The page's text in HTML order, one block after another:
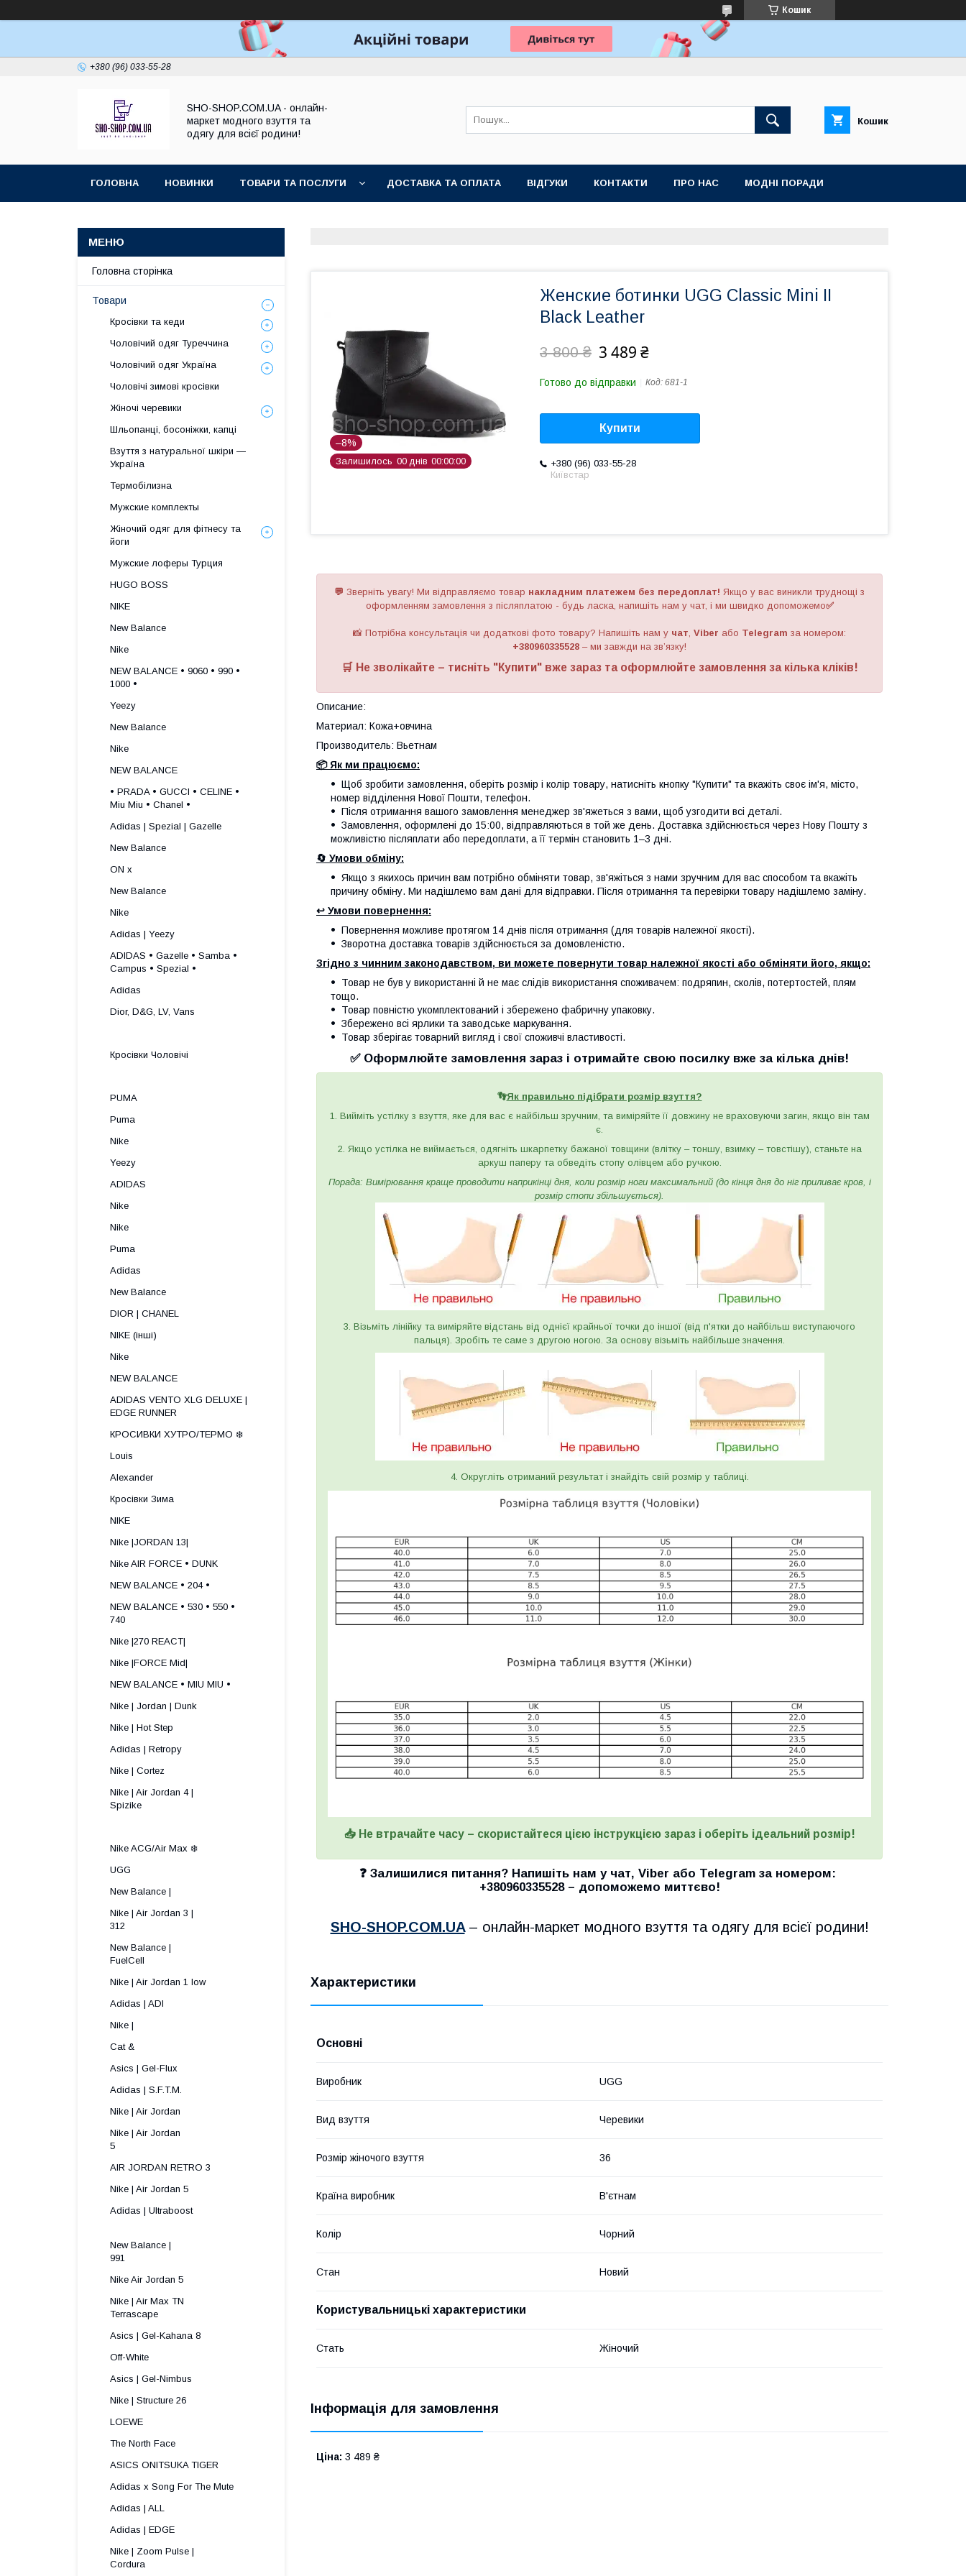
Кошик
+380 (96) 033-55-28
SHO-SHOP.COM.UA - онлайн-
маркет модного взуття та
одягу для всієї родини!
Кошик
ГОЛОВНА НОВИНКИ ТОВАРИ ТА ПОСЛУГИ ДОСТАВКА ТА ОПЛАТА ВІДГУКИ КОНТАКТИ ПРО НАС МОДНІ ПОРАДИ
–8%
Залишилось 00 днів 00 00 00
Женские ботинки UGG Classic Mini II
Black Leather
3 800 ₴ 3 489 ₴
Готово до відправки Код: 681-1
Купити
+380 (96) 033-55-28
Київстар
💬 Зверніть увагу! Ми відправляємо товар накладним платежем без передоплат! Якщо у вас виникли труднощі з
оформленням замовлення з післяплатою - будь ласка, напишіть нам у чат, і ми швидко допоможемо✅
📸 Потрібна консультація чи додаткові фото товару? Напишіть нам у чат, Viber або Telegram за номером:
+380960335528 – ми завжди на зв’язку!
🛒 Не зволікайте – тисніть "Купити" вже зараз та оформлюйте замовлення за кілька кліків!
Описание:
Материал: Кожа+овчина
Производитель: Вьетнам
📦 Як ми працюємо:
Щоб зробити замовлення, оберіть розмір і колір товару, натисніть кнопку "Купити" та вкажіть своє ім'я, місто,
номер відділення Нової Пошти, телефон.
Після отримання вашого замовлення менеджер зв'яжеться з вами, щоб узгодити всі деталі.
Замовлення, оформлені до 15:00, відправляються в той же день. Доставка здійснюється через Нову Пошту з
можливістю післяплати або передоплати, а її термін становить 1–3 дні.
🔄 Умови обміну:
Якщо з якихось причин вам потрібно обміняти товар, зв'яжіться з нами зручним для вас способом та вкажіть
причину обміну. Ми надішлемо вам дані для відправки. Після отримання та перевірки товару надішлемо заміну.
↩️ Умови повернення:
Повернення можливе протягом 14 днів після отримання (для товарів належної якості).
Зворотна доставка товарів здійснюється за домовленістю.
Згідно з чинним законодавством, ви можете повернути товар належної якості або обміняти його, якщо:
Товар не був у використанні й не має слідів використання споживачем: подряпин, сколів, потертостей, плям
тощо.
Товар повністю укомплектований і збережено фабричну упаковку.
Збережено всі ярлики та заводське маркування.
Товар зберігає товарний вигляд і свої споживчі властивості.
✅ Оформлюйте замовлення зараз і отримайте свою посилку вже за кілька днів!
👣Як правильно підібрати розмір взуття?
1. Вийміть устілку з взуття, яке для вас є найбільш зручним, та виміряйте її довжину не враховуючи загин, якщо він там
є.
2. Якщо устілка не виймається, одягніть шкарпетку бажаної товщини (влітку – тоншу, взимку – товстішу), станьте на
аркуш паперу та обведіть стопу олівцем або ручкою.
Порада: Вимірювання краще проводити наприкінці дня, коли розмір ноги максимальний (до кінця дня до ніг приливає кров, і
розмір стопи збільшується).
3. Візьміть лінійку та виміряйте відстань від однієї крайньої точки до іншої (від п'ятки до найбільш виступаючого
пальця). Зробіть те саме з другою ногою. За основу візьміть найбільше значення.
4. Округліть отриманий результат і знайдіть свій розмір у таблиці.
📥 Не втрачайте часу – скористайтеся цією інструкцією зараз і оберіть ідеальний розмір!
❓ Залишилися питання? Напишіть нам у чат, Viber або Telegram за номером:
+380960335528– допоможемо миттєво!
SHO-SHOP.COM.UA – онлайн-маркет модного взуття та одягу для всієї родини!
Характеристики
Основні
Виробник UGG
Вид взуття Черевики
Розмір жіночого взуття 36
Країна виробник В'єтнам
Колір Чорний
Стан Новий
Користувальницькі характеристики
Стать Жіночий
Інформація для замовлення
Ціна: 3 489 ₴
Головна сторінка
Товари
Кросівки та кеди
Чоловічий одяг Туреччина
Чоловічий одяг Україна
Чоловічі зимові кросівки
Жіночі черевики
Шльопанці, босоніжки, капці
Взуття з натуральної шкіри —
Україна
Термобілизна
Мужские комплекты
Жіночий одяг для фітнесу та
йоги
Мужские лоферы Турция
HUGO BOSS
NIKE
New Balance
Nike
NEW BALANCE • 9060 • 990 •
1000 •
Yeezy
New Balance
Nike
NEW BALANCE
• PRADA • GUCCI • CELINE •
Miu Miu • Chanel •
Adidas | Spezial | Gazelle
New Balance
ON x
New Balance
Nike
Adidas | Yeezy
ADIDAS • Gazelle • Samba •
Campus • Spezial •
Adidas
Dior, D&G, LV, Vans
Кросівки Чоловічі
PUMA
Puma
Nike
Yeezy
ADIDAS
Nike
Nike
Puma
Adidas
New Balance
DIOR | CHANEL
NIKE (інші)
Nike
NEW BALANCE
ADIDAS VENTO XLG DELUXE |
EDGE RUNNER
КРОСИВКИ ХУТРО/ТЕРМО ❄️
Louis
Alexander
Кросівки Зима
NIKE
Nike |JORDAN 13|
Nike AIR FORCE • DUNK
NEW BALANCE • 204 •
NEW BALANCE • 530 • 550 •
740
Nike |270 REACT|
Nike |FORCE Mid|
NEW BALANCE • MIU MIU •
Nike | Jordan | Dunk
Nike | Hot Step
Adidas | Retropy
Nike | Cortez
Nike | Air Jordan 4 |
Spizike ​
Nike ACG/Air Max ❄️
UGG
New Balance |
Nike | Air Jordan 3 |
312 ​
New Balance |
FuelCell ​
Nike | Air Jordan 1 low
Adidas | ADI
Nike |
Cat &
Asics | Gel-Flux
Adidas | S.F.T.M.
Nike | Air Jordan
Nike | Air Jordan
5 ​
AIR JORDAN RETRO 3
Nike | Air Jordan 5
Adidas | Ultraboost
New Balance |
991 ​
Nike Air Jordan 5
Nike | Air Max TN
Terrascape ​
Asics | Gel-Kahana 8
Off-White
Asics | Gel-Nimbus
Nike | Structure 26
LOEWE
The North Face
ASICS ONITSUKA TIGER
Adidas x Song For The Mute
Adidas | ALL
Adidas | EDGE
Nike | Zoom Pulse |
Cordura ​